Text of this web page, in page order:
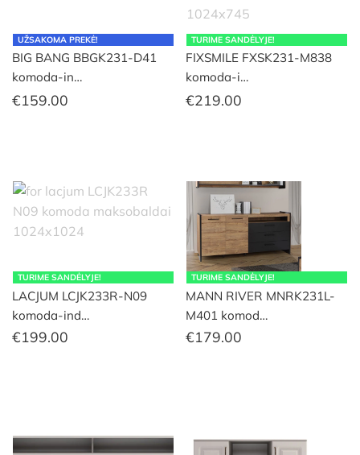
UŽSAKOMA PREKĖ!
BIG BANG BBGK231-D41
komoda-in…
€159.00
TURIME SANDĖLYJE!
FIXSMILE FXSK231-M838
komoda-i…
€219.00
TURIME SANDĖLYJE!
LACJUM LCJK233R-N09
komoda-ind…
€199.00
TURIME SANDĖLYJE!
MANN RIVER MNRK231L-
M401 komod…
€179.00